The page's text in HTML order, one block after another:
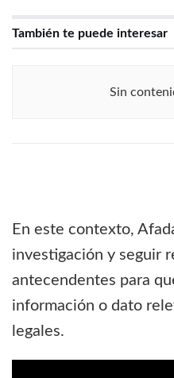
También te puede interesar
Sin
En este contexto,
investigación y seguir
antecendentes para
información o dato
legales.